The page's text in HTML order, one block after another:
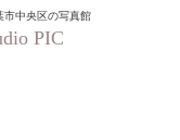
市中央区の写真館
PIC